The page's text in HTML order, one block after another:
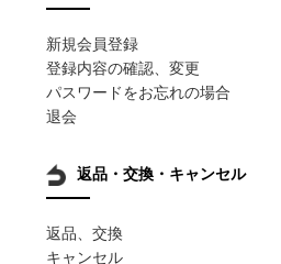
新規会員登録
登録内容の確認、変更
パスワードをお忘れの場合
退会
返品・交換・キャンセル
返品、交換
キャンセル